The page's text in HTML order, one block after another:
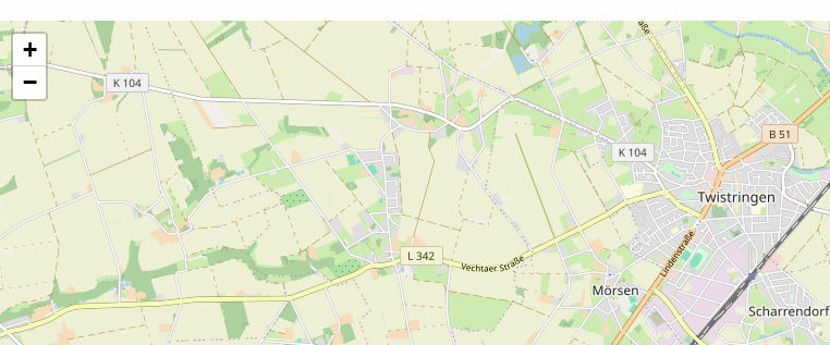
+
−